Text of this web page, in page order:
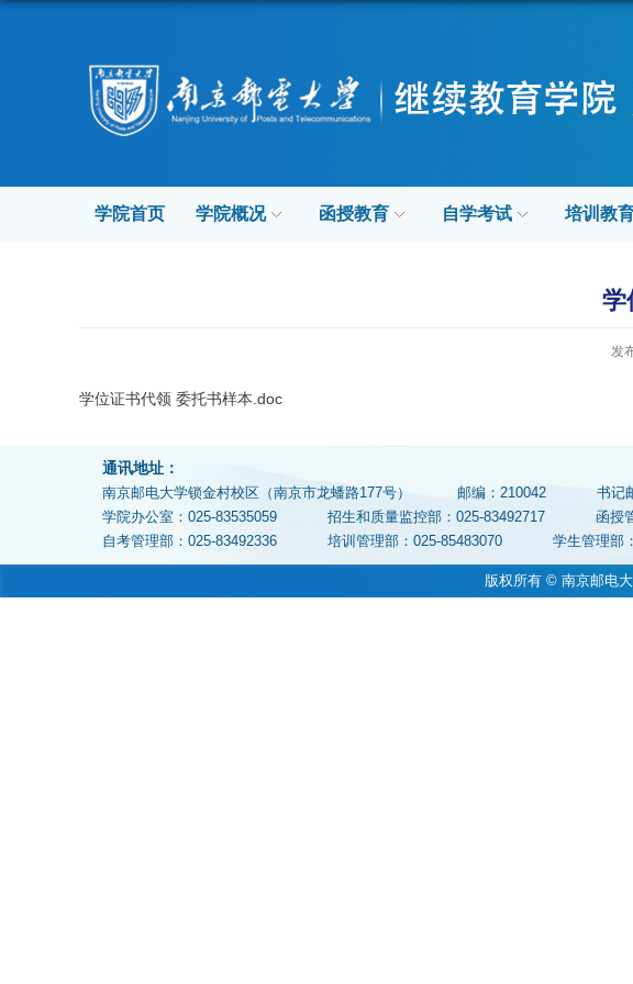
学院首页 学院概况 函授教育 自学考试 培训教
学
发
学位证书代领 委托书样本.doc
通讯地址：
南京邮电大学锁金村校区（南京市龙蟠路177号） 邮编：210042 书
学院办公室：025-83535059
招生和质量监控部：025-83492717
函授
自考管理部：025-83492336
培训管理部：025-85483070 学生管理
版权所有 © 南京邮电